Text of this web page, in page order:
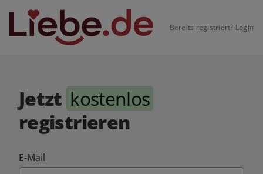
Bereits registriert? Login
Jetzt kostenlos
registrieren
E-Mail